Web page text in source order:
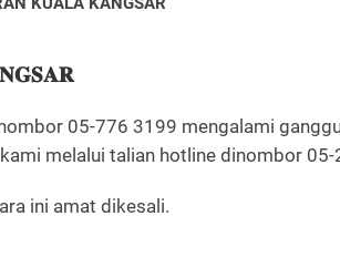
05-776 3199 mengalami
melalui talian hotline dinombor
ini amat dikesali.